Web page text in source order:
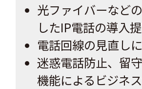
光ファイバーなど
したIP電話の導入
電話回線の見直し
迷惑電話防止、留
機能によるビジネ